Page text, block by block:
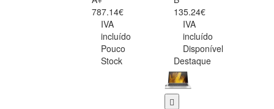
787.14€
IVA
incluído
Pouco
Stock
135.24€
IVA
incluído
Disponível
Destaque